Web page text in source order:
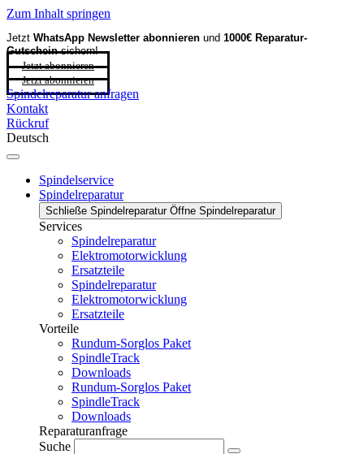
Zum Inhalt springen
Jetzt WhatsApp Newsletter abonnieren und 1000€ Reparatur-
Gutscheinsichern!
Jetzt abonnieren
Jetzt abonnieren
Spindelreparatur anfragen
Kontakt
Rückruf
Deutsch
Spindelservice
Spindelreparatur
Schließe Spindelreparatur Öffne Spindelreparatur
Services
Spindelreparatur
Elektromotorwicklung
Ersatzteile
Spindelreparatur
Elektromotorwicklung
Ersatzteile
Vorteile
Rundum-Sorglos Paket
SpindleTrack
Downloads
Rundum-Sorglos Paket
SpindleTrack
Downloads
Reparaturanfrage
Suche